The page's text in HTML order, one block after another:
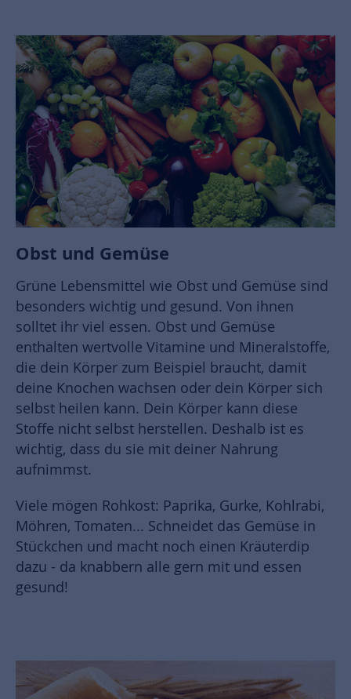
Obst und Gemüse
Grüne Lebensmittel wie Obst und Gemüse sind
besonders wichtig und gesund. Von ihnen
solltet ihr viel essen. Obst und Gemüse
enthalten wertvolle Vitamine und Mineralstoffe,
die dein Körper zum Beispiel braucht, damit
deine Knochen wachsen oder dein Körper sich
selbst heilen kann. Dein Körper kann diese
Stoffe nicht selbst herstellen. Deshalb ist es
wichtig, dass du sie mit deiner Nahrung
aufnimmst.
Viele mögen Rohkost: Paprika, Gurke, Kohlrabi,
Möhren, Tomaten... Schneidet das Gemüse in
Stückchen und macht noch einen Kräuterdip
dazu - da knabbern alle gern mit und essen
gesund!